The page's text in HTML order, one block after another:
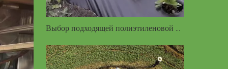
Выбор подходящей полиэтиленовой мульчирующей пленки — краткое руководство по цветам, толщине и подбору культур